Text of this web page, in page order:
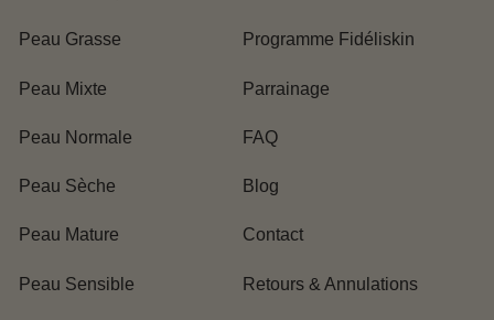
Peau Grasse
Peau Mixte
Peau Normale
Peau Sèche
Peau Mature
Peau Sensible
Programme Fidéliskin
Parrainage
FAQ
Blog
Contact
Retours & Annulations